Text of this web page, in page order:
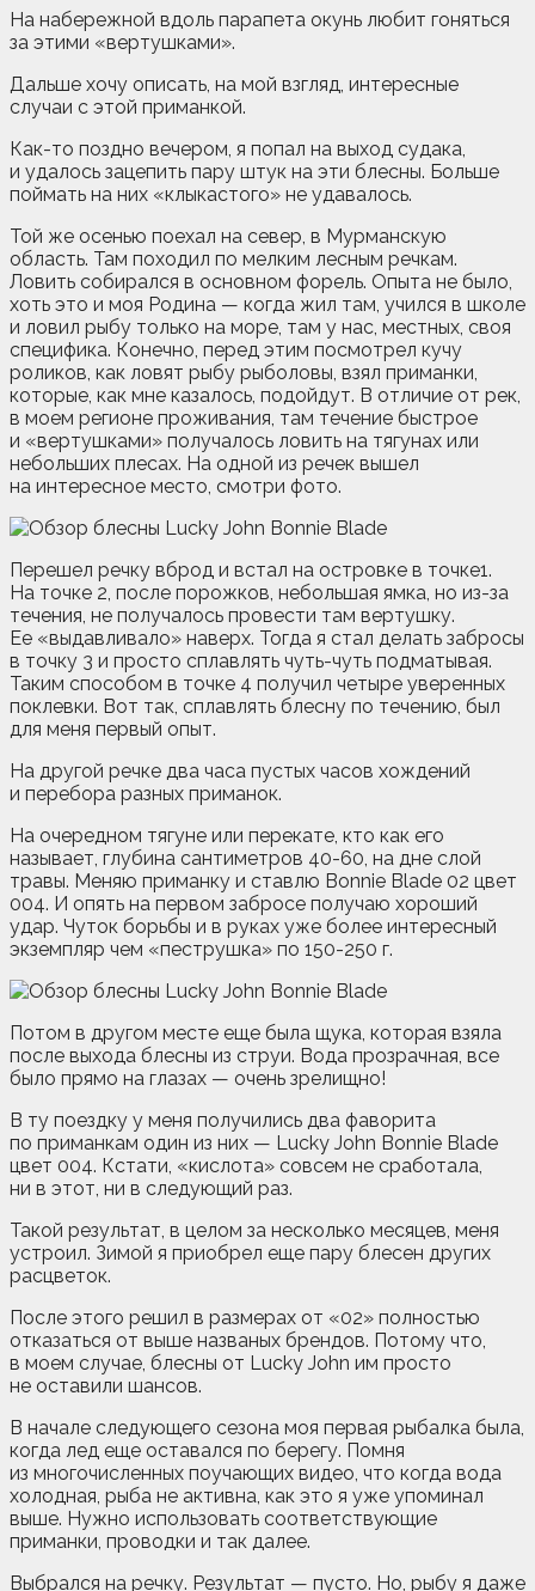
На набережной вдоль парапета окунь любит гоняться
за этими «вертушками».
Дальше хочу описать, на мой взгляд, интересные
случаи с этой приманкой.
Как-то поздно вечером, я попал на выход судака,
и удалось зацепить пару штук на эти блесны. Больше
поймать на них «клыкастого» не удавалось.
Той же осенью поехал на север, в Мурманскую
область. Там походил по мелким лесным речкам.
Ловить собирался в основном форель. Опыта не было,
хоть это и моя Родина — когда жил там, учился в школе
и ловил рыбу только на море, там у нас, местных, своя
специфика. Конечно, перед этим посмотрел кучу
роликов, как ловят рыбу рыболовы, взял приманки,
которые, как мне казалось, подойдут. В отличие от рек,
в моем регионе проживания, там течение быстрое
и «вертушками» получалось ловить на тягунах или
небольших плесах. На одной из речек вышел
на интересное место, смотри фото.
Перешел речку вброд и встал на островке в точке1.
На точке 2, после порожков, небольшая ямка, но из-за
течения, не получалось провести там вертушку.
Ее «выдавливало» наверх. Тогда я стал делать забросы
в точку 3 и просто сплавлять чуть-чуть подматывая.
Таким способом в точке 4 получил четыре уверенных
поклевки. Вот так, сплавлять блесну по течению, был
для меня первый опыт.
На другой речке два часа пустых часов хождений
и перебора разных приманок.
На очередном тягуне или перекате, кто как его
называет, глубина сантиметров 40-60, на дне слой
травы. Меняю приманку и ставлю Bonnie Blade 02 цвет
004. И опять на первом забросе получаю хороший
удар. Чуток борьбы и в руках уже более интересный
экземпляр чем «пеструшка» по 150-250 г.
Потом в другом месте еще была щука, которая взяла
после выхода блесны из струи. Вода прозрачная, все
было прямо на глазах — очень зрелищно!
В ту поездку у меня получились два фаворита
по приманкам один из них — Lucky John Bonnie Blade
цвет 004. Кстати, «кислота» совсем не сработала,
ни в этот, ни в следующий раз.
Такой результат, в целом за несколько месяцев, меня
устроил. Зимой я приобрел еще пару блесен других
расцветок.
После этого решил в размерах от «02» полностью
отказаться от выше названых брендов. Потому что,
в моем случае, блесны от Lucky John им просто
не оставили шансов.
В начале следующего сезона моя первая рыбалка была,
когда лед еще оставался по берегу. Помня
из многочисленных поучающих видео, что когда вода
холодная, рыба не активна, как это я уже упоминал
выше. Нужно использовать соответствующие
приманки, проводки и так далее.
Выбрался на речку. Результат — пусто. Но, рыбу я даже